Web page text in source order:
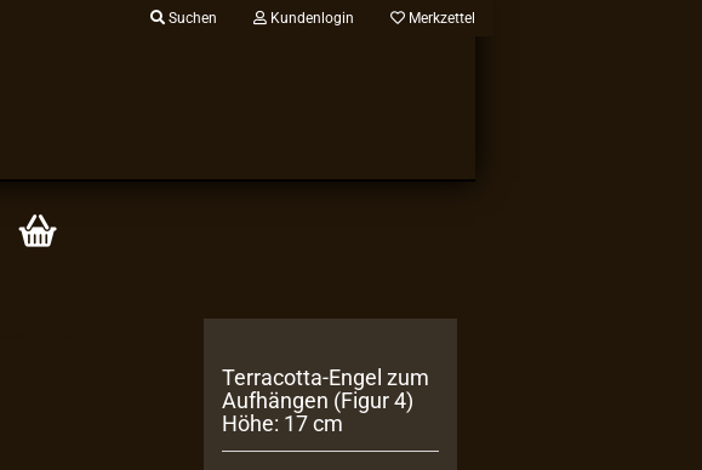
Suchen Kundenlogin Merkzettel
Terracotta-​Engel zum
Auf­hän­gen (Figur 4)
Höhe: 17 cm